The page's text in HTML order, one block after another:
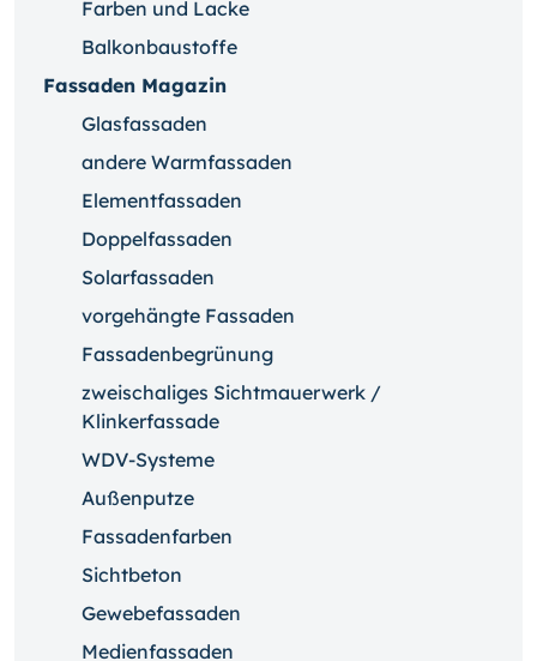
Farben und Lacke
Balkonbaustoffe
Fassaden Magazin
Glasfassaden
andere Warmfassaden
Elementfassaden
Doppelfassaden
Solarfassaden
vorgehängte Fassaden
Fassadenbegrünung
zweischaliges Sichtmauerwerk /
Klinkerfassade
WDV-Systeme
Außenputze
Fassadenfarben
Sichtbeton
Gewebefassaden
Medienfassaden